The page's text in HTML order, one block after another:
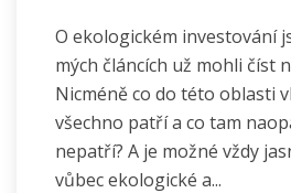
O ekologickém investování
mých článcích už mohli číst
Nicméně co do této oblasti
všechno patří a co tam
nepatří? A je možné vždy
vůbec ekologické a